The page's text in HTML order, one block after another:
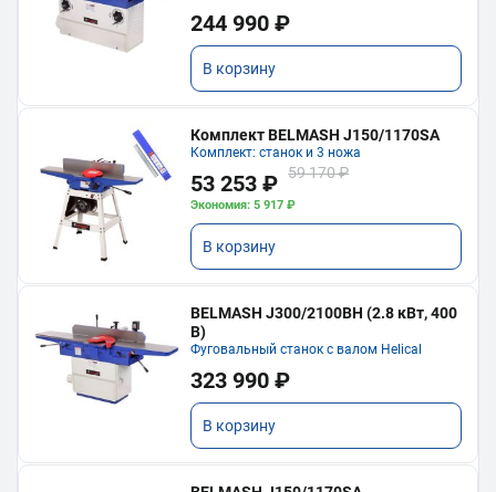
244 990 ₽
В корзину
Комплект BELMASH J150/1170SA
Комплект: станок и 3 ножа
53 253 ₽ 59 170 ₽
Экономия: 5 917 ₽
В корзину
BELMASH J300/2100ВH (2.8 кВт, 400
В)
Фуговальный станок с валом Helical
323 990 ₽
В корзину